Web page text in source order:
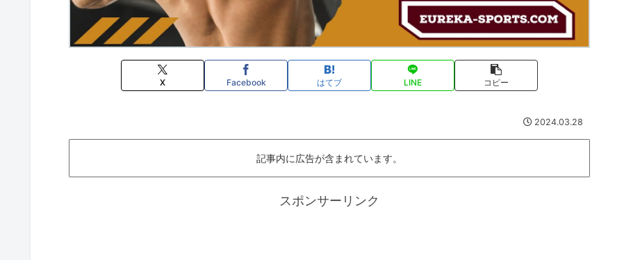
X Facebook はてブ LINE コピー
2024.03.28
記事内に広告が含まれています。
スポンサーリンク